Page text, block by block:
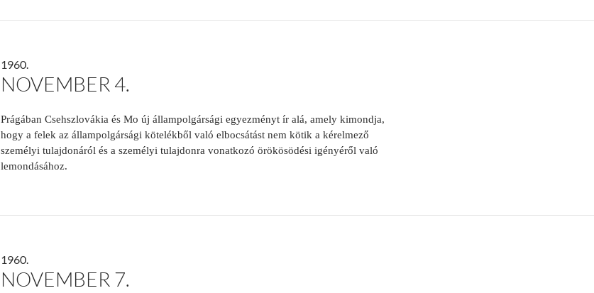
1960.
NOVEMBER 4.
Prágában Csehszlovákia és Mo új állampolgársági egyezményt ír alá, amely kimondja,
hogy a felek az állampolgársági kötelékből való elbocsátást nem kötik a kérelmező
személyi tulajdonáról és a személyi tulajdonra vonatkozó örökösödési igényéről való
lemondásához.
1960.
NOVEMBER 7.